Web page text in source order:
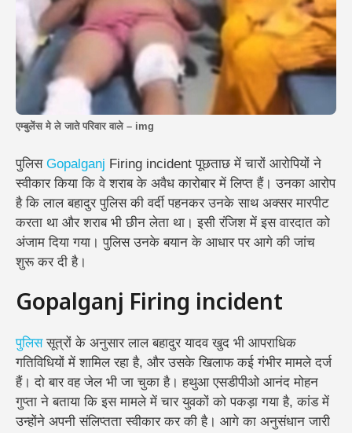
एम्बुलेंस मे ले जाते परिवार वाले – img
पुलिस Gopalganj Firing incident पूछताछ में चारों आरोपियों ने
स्वीकार किया कि वे शराब के अवैध कारोबार में लिप्त हैं। उनका आरोप
है कि लाल बहादुर पुलिस की वर्दी पहनकर उनके साथ अक्सर मारपीट
करता था और शराब भी छीन लेता था। इसी रंजिश में इस वारदात को
अंजाम दिया गया। पुलिस उनके बयान के आधार पर आगे की जांच
शुरू कर दी है।
Gopalganj Firing incident
पुलिससूत्रों के अनुसार लाल बहादुर यादव खुद भी आपराधिक
गतिविधियों में शामिल रहा है, और उसके खिलाफ कई गंभीर मामले दर्ज
हैं। दो बार वह जेल भी जा चुका है। हथुआ एसडीपीओ आनंद मोहन
गुप्ता ने बताया कि इस मामले में चार युवकों को पकड़ा गया है, कांड में
उन्होंने अपनी संलिप्तता स्वीकार कर की है। आगे का अनुसंधान जारी